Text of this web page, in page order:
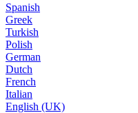
Spanish
Greek
Turkish
Polish
German
Dutch
French
Italian
English (UK)